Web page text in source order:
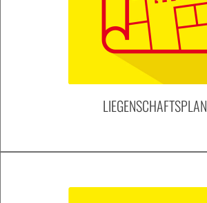
LIEGENSCHAFTSPLAN